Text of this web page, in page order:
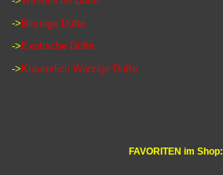
->Blumige Düfte
->Exotische Düfte
->Kräuterlich Würzige Düfte
FAVORITEN im Shop: